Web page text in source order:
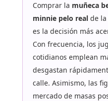
Comprar la muñeca
minnie pelo realde la
es la decisión más
Con frecuencia, los
cotidianos emplean
desgastan
calle. Asimismo, las
mercado de masas